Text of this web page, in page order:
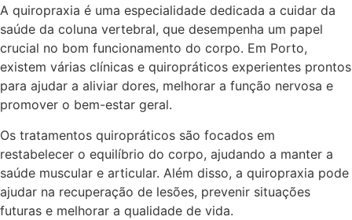
A quiropraxia é uma especialidade dedicada a cuidar da
saúde da coluna vertebral, que desempenha um papel
crucial no bom funcionamento do corpo. Em Porto,
existem várias clínicas e quiropráticos experientes prontos
para ajudar a aliviar dores, melhorar a função nervosa e
promover o bem-estar geral.
Os tratamentos quiropráticos são focados em
restabelecer o equilíbrio do corpo, ajudando a manter a
saúde muscular e articular. Além disso, a quiropraxia pode
ajudar na recuperação de lesões, prevenir situações
futuras e melhorar a qualidade de vida.